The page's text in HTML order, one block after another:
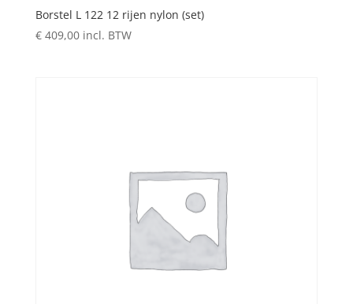
Borstel L 122 12 rijen nylon (set)
€409,00 incl. BTW